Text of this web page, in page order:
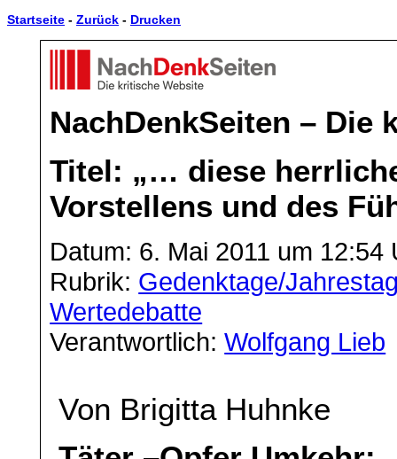
Startseite - Zurück - Drucken
NachDenkSeiten – Die
Titel: „… diese
Vorstellens und des
Datum: 6. Mai 2011 um 12:54
Rubrik: Gedenktage/
Wertedebatte
Verantwortlich:Wolfgang Lieb
Von Brigitta Huhnke